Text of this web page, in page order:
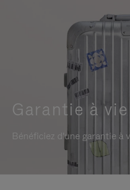
Garantie à vie
Bénéficiez d'une garantie à